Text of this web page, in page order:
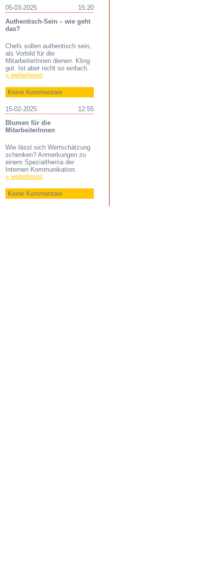
05-03-2025
15:20
Authentisch-Sein – wie geht
das?
Chefs sollen authentisch sein,
als Vorbild für die
MitarbeiterInnen dienen. Kling
gut. Ist aber nicht so einfach.
» weiterlesen
Keine Kommentare
15-02-2025
12:55
Blumen für die
MitarbeiterInnen
Wie lässt sich Wertschätzung
schenken? Anmerkungen zu
einem Spezialthema der
Internen Kommunikation.
» weiterlesen
Keine Kommentare